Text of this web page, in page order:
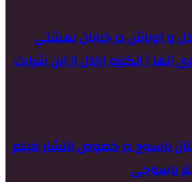
و اوباش در خیابان بهشتی
| انگیزه اراذل از این شرارت
یاسوج در خصوص انتشار فیلم
یاسوجی